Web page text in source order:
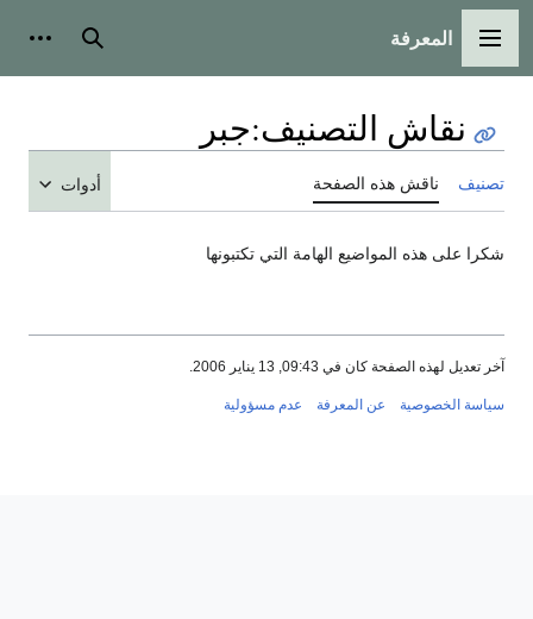
القائمة الرئيسية
المعرفة بحث
نقاش التصنيف:جبر
تصنيف ناقش هذه الصفحة أدوات
شكرا على هذه المواضيع الهامة التي تكتبونها
آخر تعديل لهذه الصفحة كان في 09:43, 13 يناير 2006.
سياسة الخصوصية عن المعرفة عدم مسؤولية